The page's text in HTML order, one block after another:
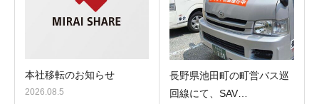
本社移転のお知らせ
2026.08.5
長野県池田町の町営バス巡
回線にて、SAV…